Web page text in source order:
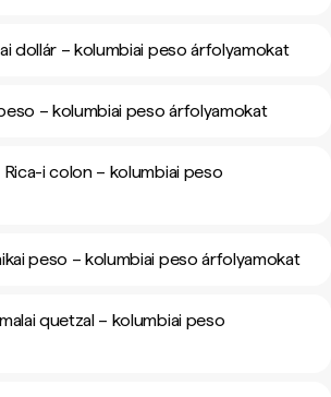
dollár – kolumbiai peso árfolyamokat
– kolumbiai peso árfolyamokat
i colon – kolumbiai peso
peso – kolumbiai peso árfolyamokat
quetzal – kolumbiai peso